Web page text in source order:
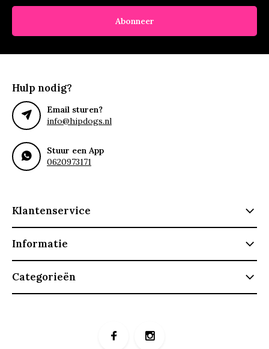
Abonneer
Hulp nodig?
Email sturen?
info@hipdogs.nl
Stuur een App
0620973171
Klantenservice
Informatie
Categorieën